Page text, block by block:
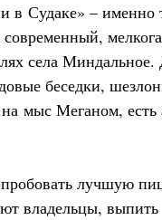
в Судаке» – именно
села Миндальное.
беседки,
мыс Меганом, есть
лучшую
владельцы, выпить